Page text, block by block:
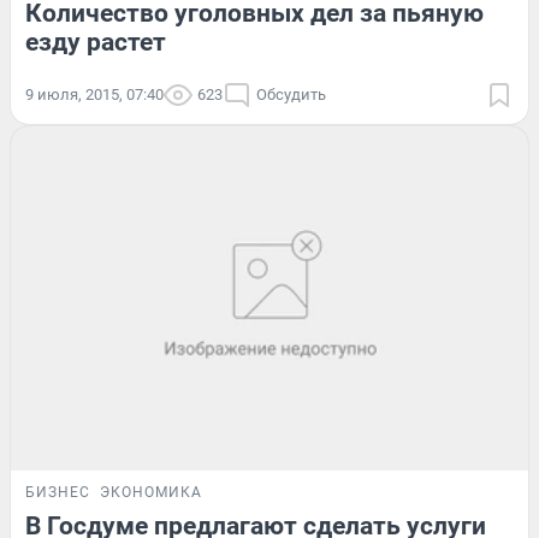
Количество уголовных дел за пьяную
езду растет
9 июля, 2015, 07:40 623 Обсудить
БИЗНЕС ЭКОНОМИКА
В Госдуме предлагают сделать услуги